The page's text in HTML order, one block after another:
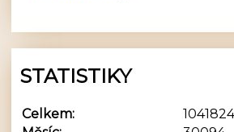
STATISTIKY
Celkem: